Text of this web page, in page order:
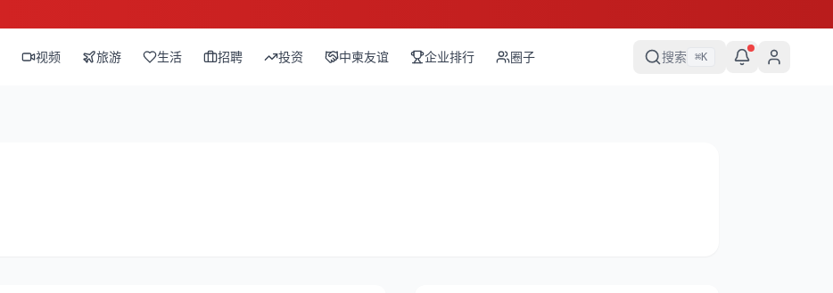
视频 旅游 生活 招聘 投资 中柬友谊 企业排行 圈子 搜索 ⌘K